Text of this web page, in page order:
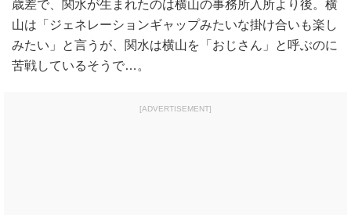
歳差で、関水が生まれたのは横山の事務所入所より後。横
山は「ジェネレーションギャップみたいな掛け合いも楽し
みたい」と言うが、関水は横山を「おじさん」と呼ぶのに
苦戦しているそうで…。
[ADVERTISEMENT]